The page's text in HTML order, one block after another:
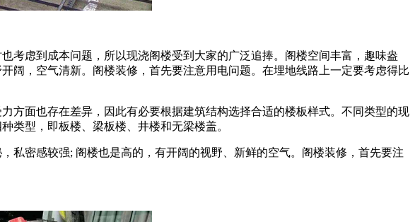
考虑到成本问题，所以现浇阁楼受到大家的广泛追捧。阁楼空间丰富，趣味盎
阔，空气清新。阁楼装修，首先要注意用电问题。在埋地线路上一定要考虑得比
方面也存在差异，因此有必要根据建筑结构选择合适的楼板样式。不同类型的现
类型，即板楼、梁板楼、井楼和无梁楼盖。
私密感较强; 阁楼也是高的，有开阔的视野、新鲜的空气。阁楼装修，首先要注